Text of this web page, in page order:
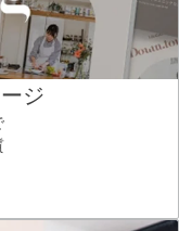
ジ